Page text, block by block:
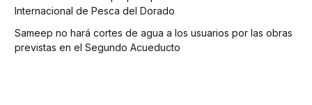
Internacional de Pesca del Dorado
Sameep no hará cortes de agua a los usuarios por las obras
previstas en el Segundo Acueducto